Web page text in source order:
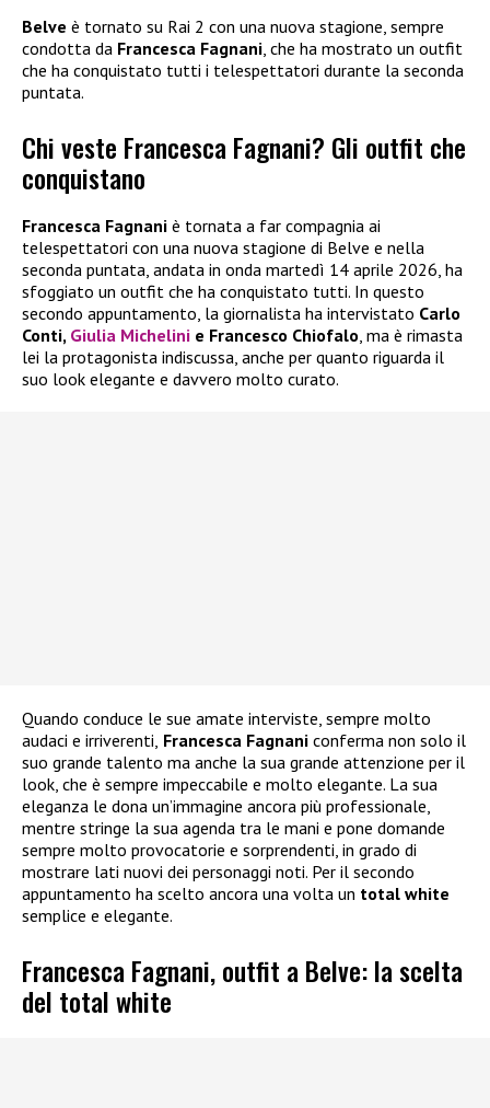
Belve è tornato su Rai 2 con una nuova stagione, sempre
condotta da Francesca Fagnani , che ha mostrato un outfit
che ha conquistato tutti i telespettatori durante la seconda
puntata.
Chi veste Francesca Fagnani? Gli outfit che
conquistano
Francesca Fagnani è tornata a far compagnia ai
telespettatori con una nuova stagione di Belve e nella
seconda puntata, andata in onda martedì 14 aprile 2026, ha
sfoggiato un outfit che ha conquistato tutti. In questo
secondo appuntamento, la giornalista ha intervistato Carlo
Conti, Giulia Michelini e Francesco Chiofalo, ma è rimasta
lei la protagonista indiscussa, anche per quanto riguarda il
suo look elegante e davvero molto curato.
Quando conduce le sue amate interviste, sempre molto
audaci e irriverenti, Francesca Fagnani conferma non solo il
suo grande talento ma anche la sua grande attenzione per il
look, che è sempre impeccabile e molto elegante. La sua
eleganza le dona un’immagine ancora più professionale,
mentre stringe la sua agenda tra le mani e pone domande
sempre molto provocatorie e sorprendenti, in grado di
mostrare lati nuovi dei personaggi noti. Per il secondo
appuntamento ha scelto ancora una volta un total white
semplice e elegante.
Francesca Fagnani, outfit a Belve: la scelta
del total white